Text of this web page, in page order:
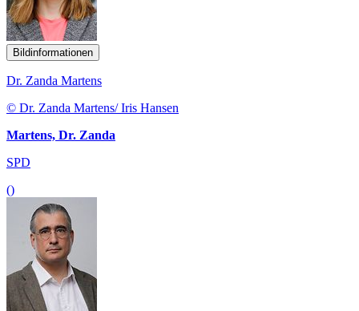
Bildinformationen
Dr. Zanda Martens
© Dr. Zanda Martens/ Iris Hansen
Martens, Dr. Zanda
SPD
()